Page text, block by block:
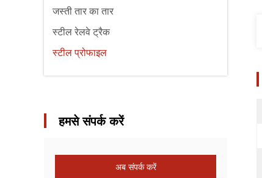
जस्ती तार का तार
स्टील रेलवे ट्रैक
स्टील प्रोफाइल
हमसे संपर्क करें
अब संपर्क करें